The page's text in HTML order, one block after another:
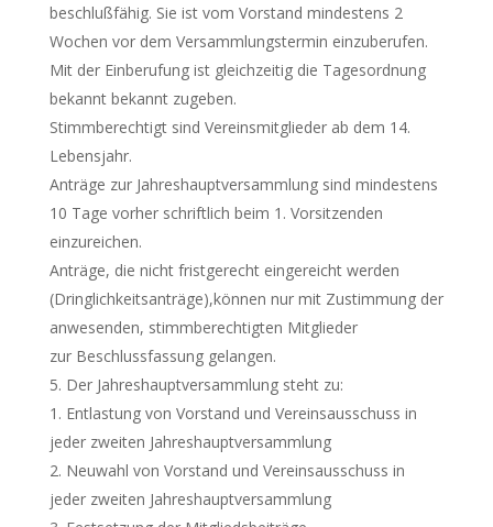
beschlußfähig. Sie ist vom Vorstand mindestens 2
Wochen vor dem Versammlungstermin einzuberufen.
Mit der Einberufung ist gleichzeitig die Tagesordnung
bekannt bekannt zugeben.
Stimmberechtigt sind Vereinsmitglieder ab dem 14.
Lebensjahr.
Anträge zur Jahreshauptversammlung sind mindestens
10 Tage vorher schriftlich beim 1. Vorsitzenden
einzureichen.
Anträge, die nicht fristgerecht eingereicht werden
(Dringlichkeitsanträge),können nur mit Zustimmung der
anwesenden, stimmberechtigten Mitglieder
zur Beschlussfassung gelangen.
Der Jahreshauptversammlung steht zu:
Entlastung von Vorstand und Vereinsausschuss in
jeder zweiten Jahreshauptversammlung
Neuwahl von Vorstand und Vereinsausschuss in
jeder zweiten Jahreshauptversammlung